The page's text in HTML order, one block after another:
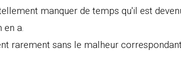
manquer de temps qu'il est
en a.
rarement sans le malheur